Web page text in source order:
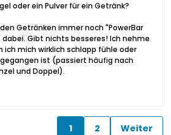
oder ein Pulver für ein Getränk?
Getränken immer noch "PowerBar
dabei. Gibt nichts besseres! Ich nehme
ich mich wirklich schlapp fühle oder
ist (passiert häufig nach
und Doppel).
1 2 Weiter